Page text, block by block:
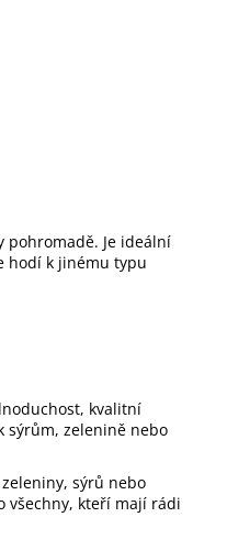
Je ideální
hodí k jinému typu
kvalitní
sýrům, zelenině nebo
sýrů nebo
všechny, kteří mají rádi